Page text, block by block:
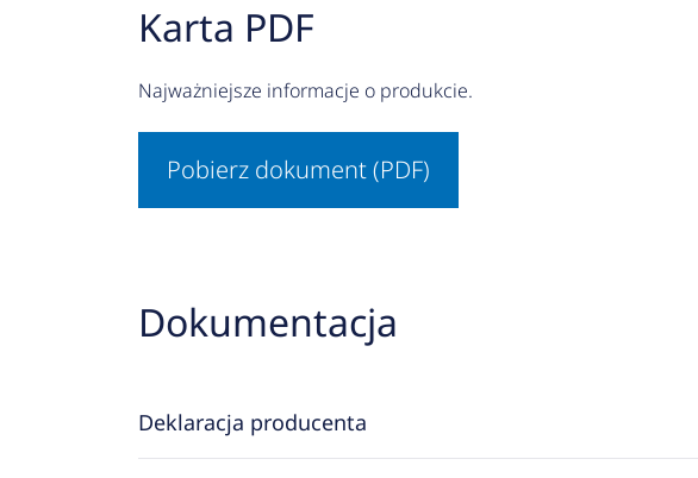
Karta PDF
Najważniejsze informacje o produkcie.
Pobierz dokument (PDF)
Dokumentacja
Deklaracja producenta